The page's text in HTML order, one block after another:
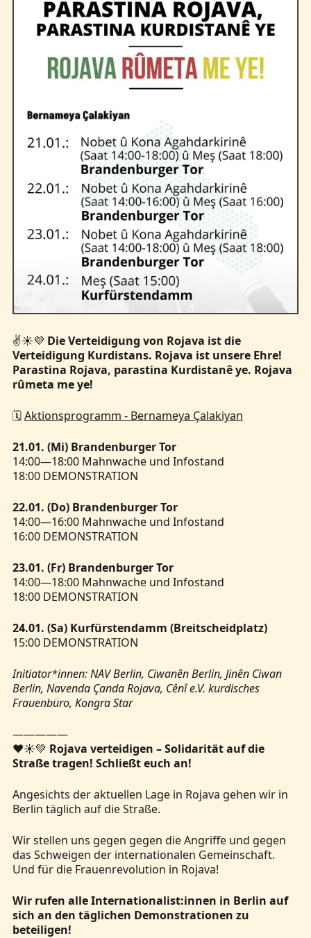
✌️☀️💜 Die Verteidigung von Rojava ist die
Verteidigung Kurdistans. Rojava ist unsere Ehre!
Parastina Rojava, parastina Kurdistanê ye. Rojava
rûmeta me ye!
🗓️Aktionsprogramm - Bernameya Çalakiyan
21.01. (Mi) Brandenburger Tor
14:00—18:00 Mahnwache und Infostand
18:00 DEMONSTRATION
22.01. (Do) Brandenburger Tor
14:00—16:00 Mahnwache und Infostand
16:00 DEMONSTRATION
23.01. (Fr) Brandenburger Tor
14:00—18:00 Mahnwache und Infostand
18:00 DEMONSTRATION
24.01. (Sa) Kurfürstendamm (Breitscheidplatz)
15:00 DEMONSTRATION
Initiator*innen: NAV Berlin, Ciwanên Berlin, Jinên Ciwan
Berlin, Navenda Çanda Rojava, Cênî e.V. kurdisches
Frauenbüro, Kongra Star
—————
❤️☀️💚 Rojava verteidigen – Solidarität auf die
Straße tragen! Schließt euch an!
Angesichts der aktuellen Lage in Rojava gehen wir in
Berlin täglich auf die Straße.
Wir stellen uns gegen gegen die Angriffe und gegen
das Schweigen der internationalen Gemeinschaft.
Und für die Frauenrevolution in Rojava!
Wir rufen alle Internationalist:innen in Berlin auf
sich an den täglichen Demonstrationen zu
beteiligen!